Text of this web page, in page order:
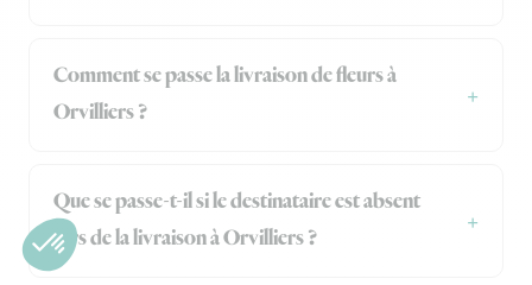
Comment se passe la livraison de fleurs à
Orvilliers ?
Que se passe-t-il si le destinataire est absent
lors de la livraison à Orvilliers ?